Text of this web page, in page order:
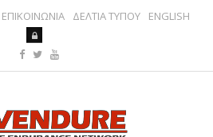
ΕΠΙΚΟΙΝΩΝΙΑ ΔΕΛΤΙΑ ΤΥΠΟΥ ENGLISH